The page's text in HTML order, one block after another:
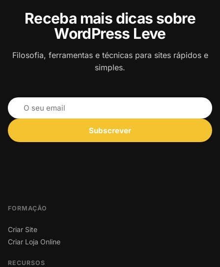
Receba mais dicas sobre
WordPress Leve
Filosofia, ferramentas e técnicas para sites rápidos e
simples.
Subscrever
FORMAÇÃO
Criar Site
Criar Loja Online
RECURSOS